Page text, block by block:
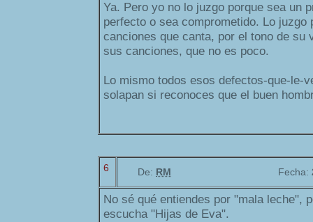
Ya. Pero yo no lo juzgo porque sea un
perfecto o sea comprometido. Lo juzgo
canciones que canta, por el tono de su
sus canciones, que no es poco.
Lo mismo todos esos defectos-que-le-
solapan si reconoces que el buen
6 De: RM Fecha:
No sé qué entiendes por "mala leche",
escucha "Hijas de Eva".